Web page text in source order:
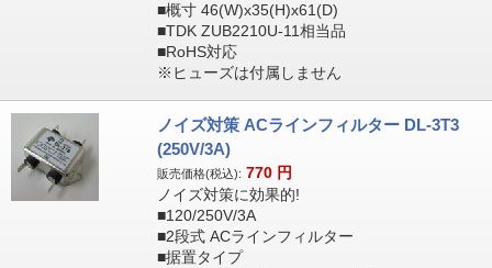
■概寸 46(W)x35(H)x61(D)
■TDK ZUB2210U-11相当品
■RoHS対応
※ヒューズは付属しません
ノイズ対策 ACラインフィルター DL-3T3
(250V/3A)
販売価格(税込): 770 円
ノイズ対策に効果的!
■120/250V/3A
■2段式 ACラインフィルター
■据置タイプ